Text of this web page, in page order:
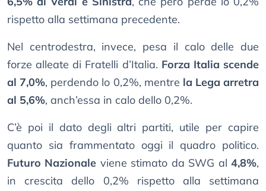
rispetto alla settimana precedente.
Nel centrodestra, invece, pesa il calo delle due
forze alleate di Fratelli d’Italia. Forza Italia scende
al 7,0%, perdendo lo 0,2%, mentre la Lega arretra
al 5,6%, anch’essa in calo dello 0,2%.
C’è poi il dato degli altri partiti, utile per capire
quanto sia frammentato oggi il quadro politico.
Futuro Nazionale viene stimato da SWG al4,8%,
in crescita dello 0,2% rispetto alla settimana